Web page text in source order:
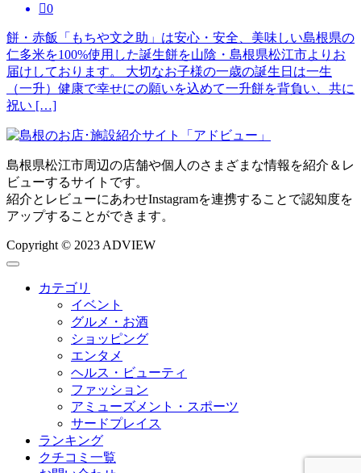
0
餅・赤飯「もちや文之助」は安心・安全、美味しい島根県の
仁多米を100%使用した誕生餅を山陰・島根県松江市よりお
届けしております。 大切なお子様の一歳の誕生日は一生
（一升）健康で幸せにの願いを込めて一升餅を背負い、共に
祝い […]
島根県松江市周辺の店舗や個人のさまざまな情報を紹介＆レ
ビューするサイトです。
紹介とレビューにあわせInstagramを連携することで認知度を
アップすることができます。
Copyright © 2023 ADVIEW
カテゴリ
イベント
グルメ・お酒
ショッピング
エンタメ
ヘルス・ビューティ
ファッション
アミューズメント・スポーツ
サードプレイス
ランキング
クチコミ一覧